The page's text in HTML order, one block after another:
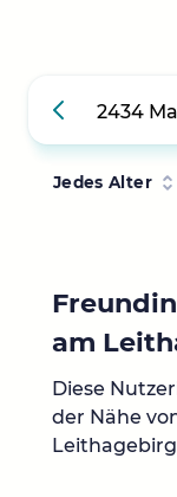
Jedes Alter
am
Diese
der Nähe